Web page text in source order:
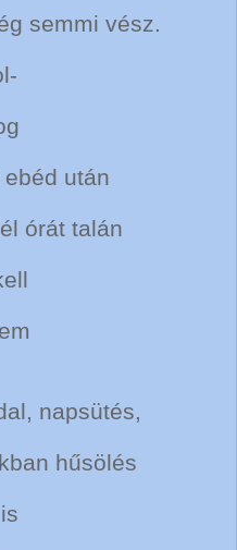
semmi vész.
után
órát talán
napsütés,
hűsölés